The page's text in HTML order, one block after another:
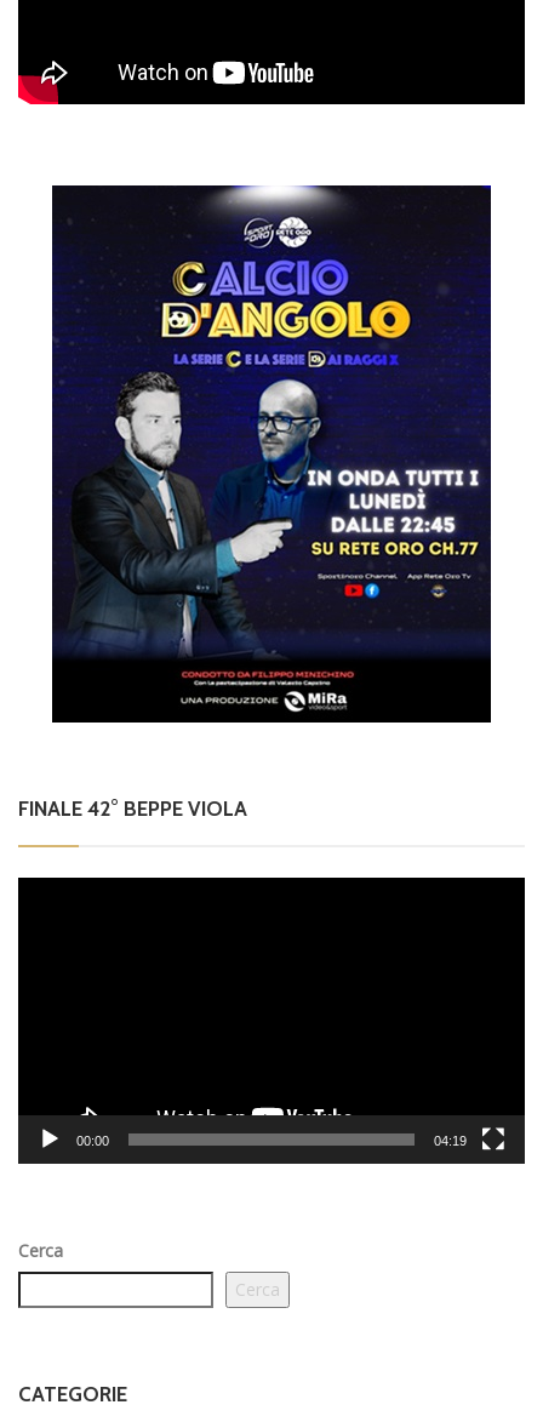
FINALE 42° BEPPE VIOLA
00:00 04:19
Cerca
Cerca
CATEGORIE